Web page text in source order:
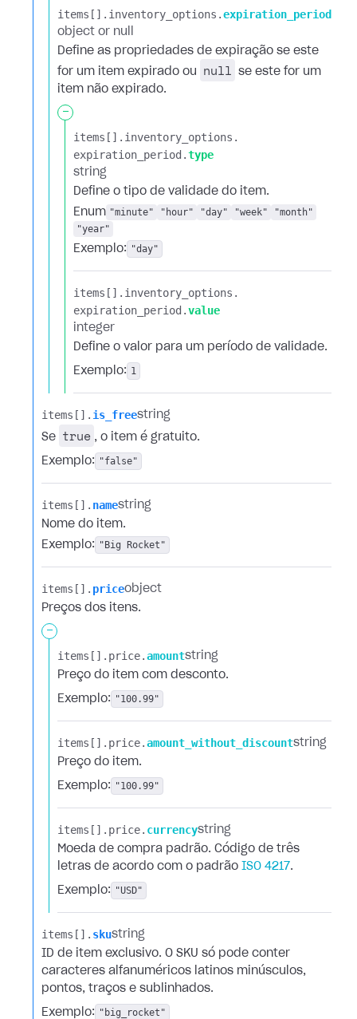
items[].​ inventory_options.​expiration_period
object or null
Define as propriedades de expiração se este
for um item expirado ou
null
se este for um
item não expirado.
-
items[].​ inventory_options.​
expiration_period.​type
string
Define o tipo de validade do item.
Enum "minute" "hour" "day" "week"
"month"
"year"
Exemplo: "day"
items[].​ inventory_options.​
expiration_period.​value
integer
Define o valor para um período de validade.
Exemplo: 1
items[].​ is_freestring
Se
true , o item é gratuito.
Exemplo: "false"
items[].​ namestring
Nome do item.
Exemplo: "Big Rocket"
items[].​ priceobject
Preços dos itens.
-
items[].​ price.​amountstring
Preço do item com desconto.
Exemplo: "100.99"
items[].​ price.​amount_without_discountstring
Preço do item.
Exemplo: "100.99"
items[].​ price.​ currencystring
Moeda de compra padrão. Código de três
letras de acordo com o padrão ISO 4217.
Exemplo: "USD"
items[].​ skustring
ID de item exclusivo. O SKU só pode conter
caracteres alfanuméricos latinos minúsculos,
pontos, traços e sublinhados.
Exemplo: "big_rocket"